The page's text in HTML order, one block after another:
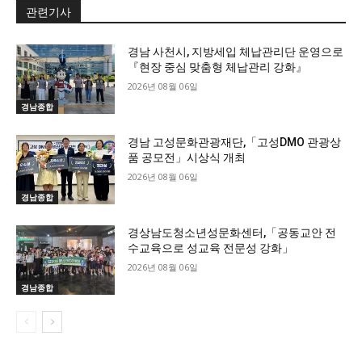
관련기사
경남종합
경남 사천시, 지방세입 체납관리단 운영으로
『현장 중심 맞춤형 체납관리 강화』
2026년 08월 06일
경남종합
경남 고성문화관광재단,「고성DMO 관광상
품 공모전」시상식 개최
2026년 08월 06일
경남종합
경상남도청소년성문화센터,「공동교안 전
수교육으로 성교육 전문성 강화」
2026년 08월 06일